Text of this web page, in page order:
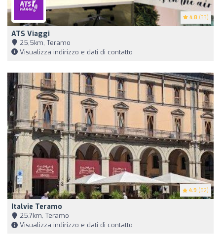
4.8 (33)
ATS Viaggi
25,5km, Teramo
Visualizza indirizzo e dati di contatto
4.9 (52)
Italvie Teramo
25,7km, Teramo
Visualizza indirizzo e dati di contatto